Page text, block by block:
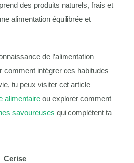
des produits naturels, frais et
alimentation équilibrée et
de l’alimentation
comment intégrer des habitudes
tu peux visiter cet article
alimentaire ou explorer comment
savoureuses qui complètent ta
Cerise